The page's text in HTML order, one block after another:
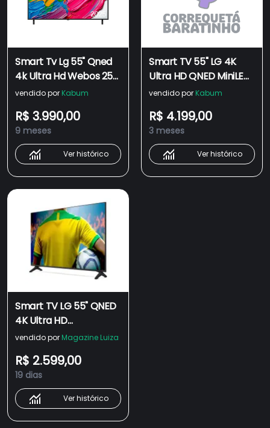
Smart Tv Lg 55" Qned
4k Ultra Hd Webos 25
Ai Magic Alexa Bivolt
vendido por Kabum
R$ 3.990,00
9 meses
Ver histórico
Smart TV 55" LG 4K
Ultra HD QNED MiniLED
55QNED85ASG WebOS
Alexa 4 HDMI
vendido por Kabum
R$ 4.199,00
3 meses
Ver histórico
Smart TV LG 55" QNED
4K Ultra HD
55QNED73ASA WebOS
5.1
vendido por Magazine Luiza
R$ 2.599,00
19 dias
Ver histórico